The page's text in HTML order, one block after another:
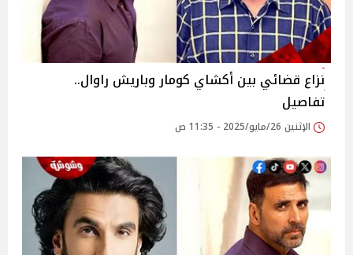
نزاع قضائي بين أكشاي كومار وباريش راوال..
تفاصيل
الإثنين 26/مايو/2025 - 11:35 ص